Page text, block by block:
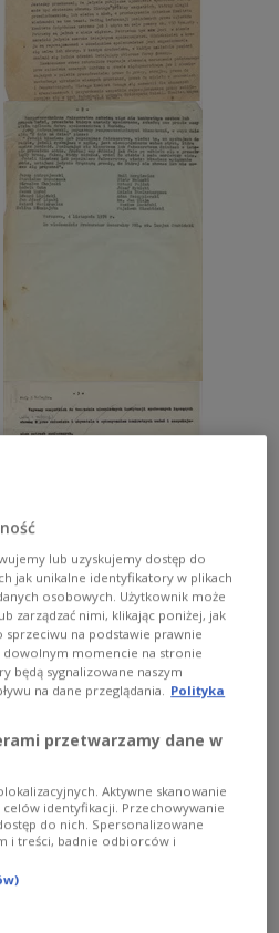
lub uzyskujemy dostęp do
jak unikalne identyfikatory w plikach
osobowych. Użytkownik może
zarządzać nimi, klikając poniżej, jak
sprzeciwu na podstawie prawnie
dowolnym momencie na stronie
będą sygnalizowane naszym
na dane przeglądania.
Polityka
przetwarzamy dane w
Aktywne skanowanie
identyfikacji. Przechowywanie
do nich. Spersonalizowane
i treści, badnie odbiorców i